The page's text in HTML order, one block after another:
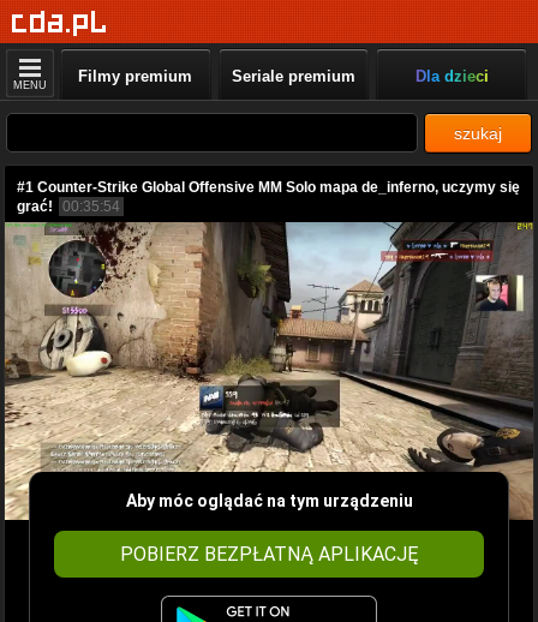
MENU Filmy premium Seriale premium Dla dzieci
szukaj
#1 Counter-Strike Global Offensive MM Solo mapa de_inferno, uczymy się
grać!
00:35:54
Aby móc oglądać na tym urządzeniu
POBIERZ BEZPŁATNĄ APLIKACJĘ